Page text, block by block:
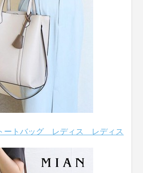
ートバッグ レディス レディス